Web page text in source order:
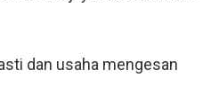
dan usaha mengesan